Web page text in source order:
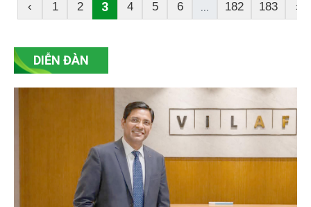
có thành tích xuất sắc trong thực hiện chương trình
“Xanh hóa Trường Sa”, giai đoạn 2024 - 2025, đồng
‹ 1 2 3 4 5 6 ... 182 183 ›
DIỄN ĐÀN